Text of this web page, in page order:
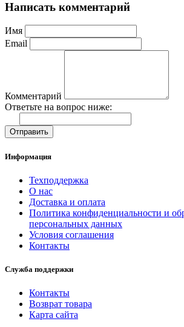
Написать комментарий
Имя
Email
Комментарий
Ответьте на вопрос ниже:
Отправить
Информация
Техподдержка
О нас
Доставка и оплата
Политика конфиденциальности и
персональных данных
Условия соглашения
Контакты
Служба поддержки
Контакты
Возврат товара
Карта сайта